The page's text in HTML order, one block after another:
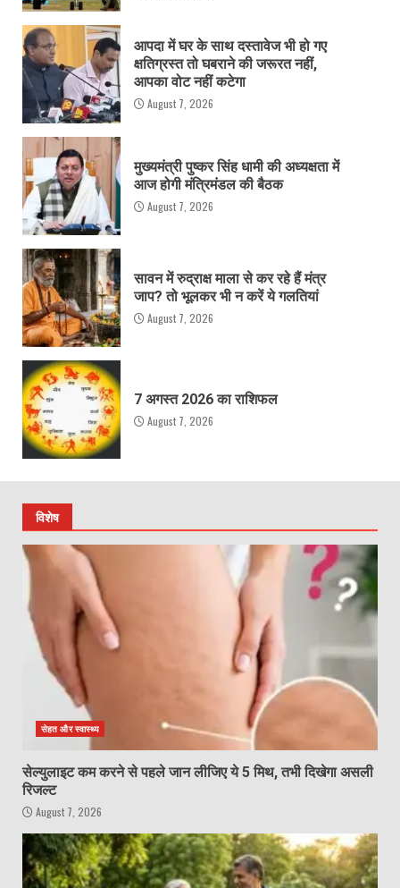
आपदा में घर के साथ दस्तावेज भी हो गए
क्षतिग्रस्त तो घबराने की जरूरत नहीं,
आपका वोट नहीं कटेगा
August 7, 2026
मुख्यमंत्री पुष्कर सिंह धामी की अध्यक्षता में
आज होगी मंत्रिमंडल की बैठक
August 7, 2026
सावन में रुद्राक्ष माला से कर रहे हैं मंत्र
जाप? तो भूलकर भी न करें ये गलतियां
August 7, 2026
7 अगस्त 2026 का राशिफल
August 7, 2026
विशेष
सेहत और स्वास्थ्य
सेल्युलाइट कम करने से पहले जान लीजिए ये 5 मिथ, तभी दिखेगा असली
रिजल्ट
August 7, 2026